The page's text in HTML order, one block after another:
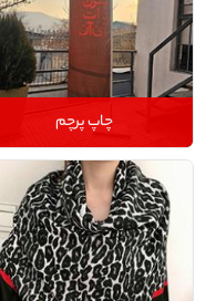
چاپ پرچم